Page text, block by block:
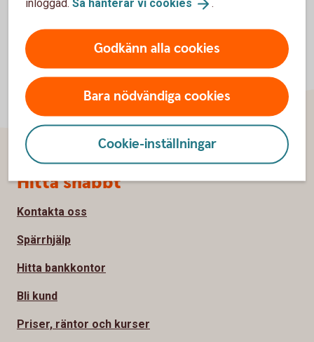
inloggad. Så hanterar vi cookies .
Godkänn alla cookies
Bara nödvändiga cookies
Cookie-inställningar
Sidfot
Hitta snabbt
Kontakta oss
Spärrhjälp
Hitta bankkontor
Bli kund
Priser, räntor och kurser